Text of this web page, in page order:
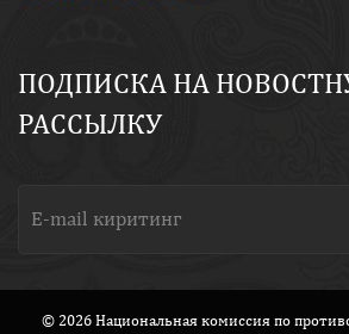
ПОДПИСКА НА
РАССЫЛКУ
© 2026 Национальная комиссия по